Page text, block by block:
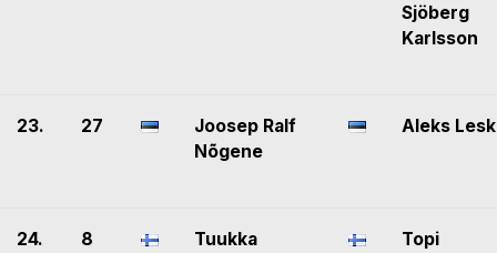
Sjöberg
Karlsson
23. 27
Joosep Ralf
Nõgene
Aleks Lesk
24. 8
Tuukka
Topi